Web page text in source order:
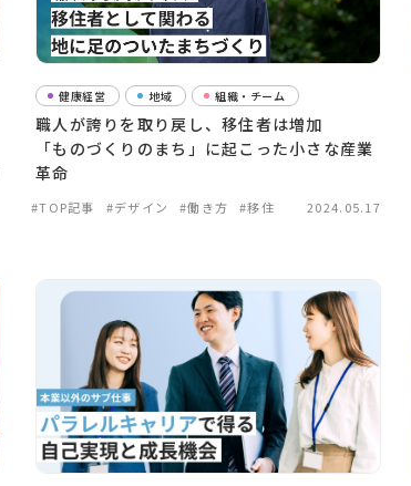
健康経営 地域 組織・チーム
職人が誇りを取り戻し、移住者は増加
「ものづくりのまち」に起こった小さな産業
革命
#TOP記事 #デザイン #働き方 #移住 2024.05.17